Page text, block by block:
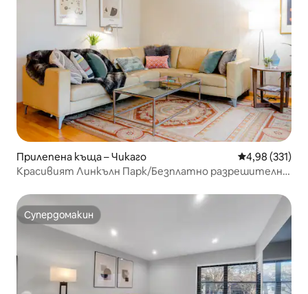
Прилепена къща – Чикаго Средна
4,98 (331)
Красивият Линкълн Парк/Безплатно разрешително
Супердомакин
Супердомакин